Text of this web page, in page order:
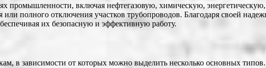
промышленности, включая нефтегазовую, химическую,
полного отключения участков трубопроводов. Благодаря своей
их безопасную и эффективную работу.
в зависимости от которых можно выделить несколько основных